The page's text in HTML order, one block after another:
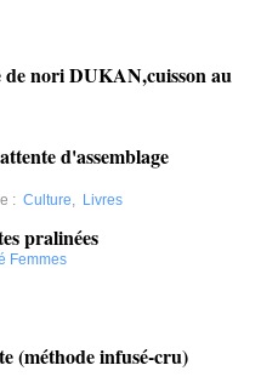
nori DUKAN,cuisson au
d'assemblage
: Culture, Livres
pralinées
Femmes
(méthode infusé-cru)